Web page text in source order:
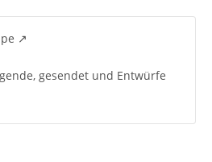
gesendet und Entwürfe